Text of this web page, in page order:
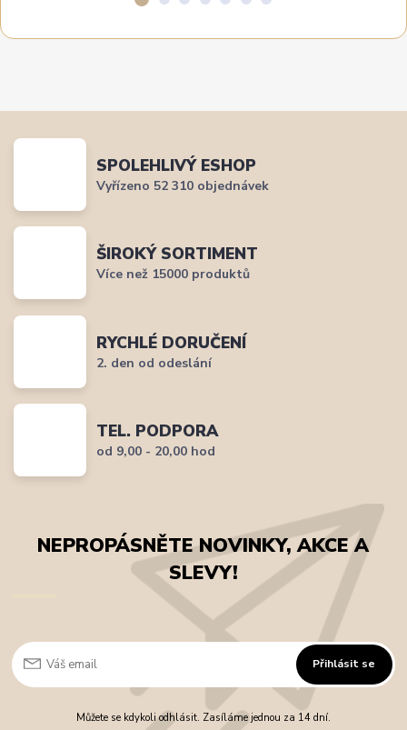
SPOLEHLIVÝ ESHOP
Vyřízeno 52 310 objednávek
ŠIROKÝ SORTIMENT
Více než 15000 produktů
RYCHLÉ DORUČENÍ
2. den od odeslání
TEL. PODPORA
od 9,00 - 20,00 hod
NEPROPÁSNĚTE NOVINKY, AKCE A
SLEVY!
Přihlásit se
Můžete se kdykoli odhlásit. Zasíláme jednou za 14 dní.